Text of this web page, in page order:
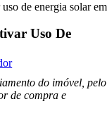
de energia solar em
Uso De
do imóvel, pelo
de compra e